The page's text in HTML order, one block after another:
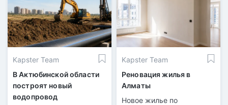
Kapster Team
В Актюбинской области
построят новый
водопровод
Kapster Team
Реновация жилья в
Алматы
Новое жилье по